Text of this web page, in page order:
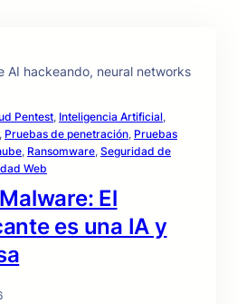
Pentest, Inteligencia Artificial
, Pruebas de penetración, Pruebas
, Ransomware, Seguridad de
Web
El
es una IA y